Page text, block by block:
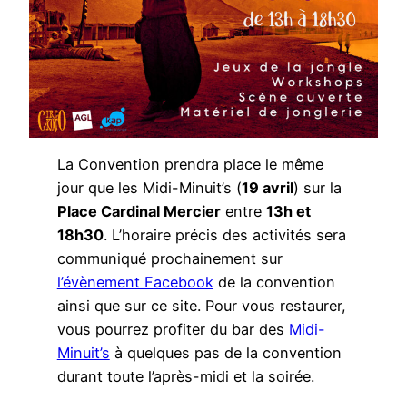
La Convention prendra place le même
jour que les Midi-Minuit’s (19 avril) sur la
Place Cardinal Mercierentre 13h et
18h30. L’horaire précis des activités sera
communiqué prochainement sur
l’évènement Facebookde la convention
ainsi que sur ce site. Pour vous restaurer,
vous pourrez profiter du bar des Midi-
Minuit’s à quelques pas de la convention
durant toute l’après-midi et la soirée.